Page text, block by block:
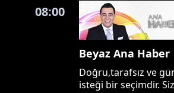
08:00
Beyaz Ana Haber
Doğru,tarafsız ve
isteği bir seçimdir.